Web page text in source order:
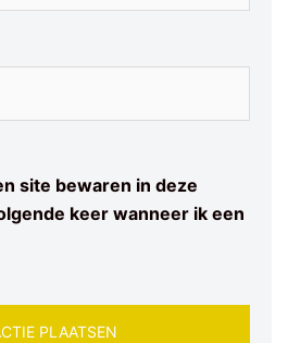
site bewaren in deze
keer wanneer ik een